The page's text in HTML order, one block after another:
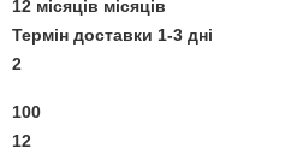
12 місяців місяців
Термін доставки 1-3 дні
2
100
12